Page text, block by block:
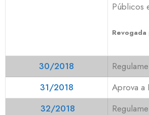
Públicos
Revogada
30/2018
31/2018
Aprova a
32/2018